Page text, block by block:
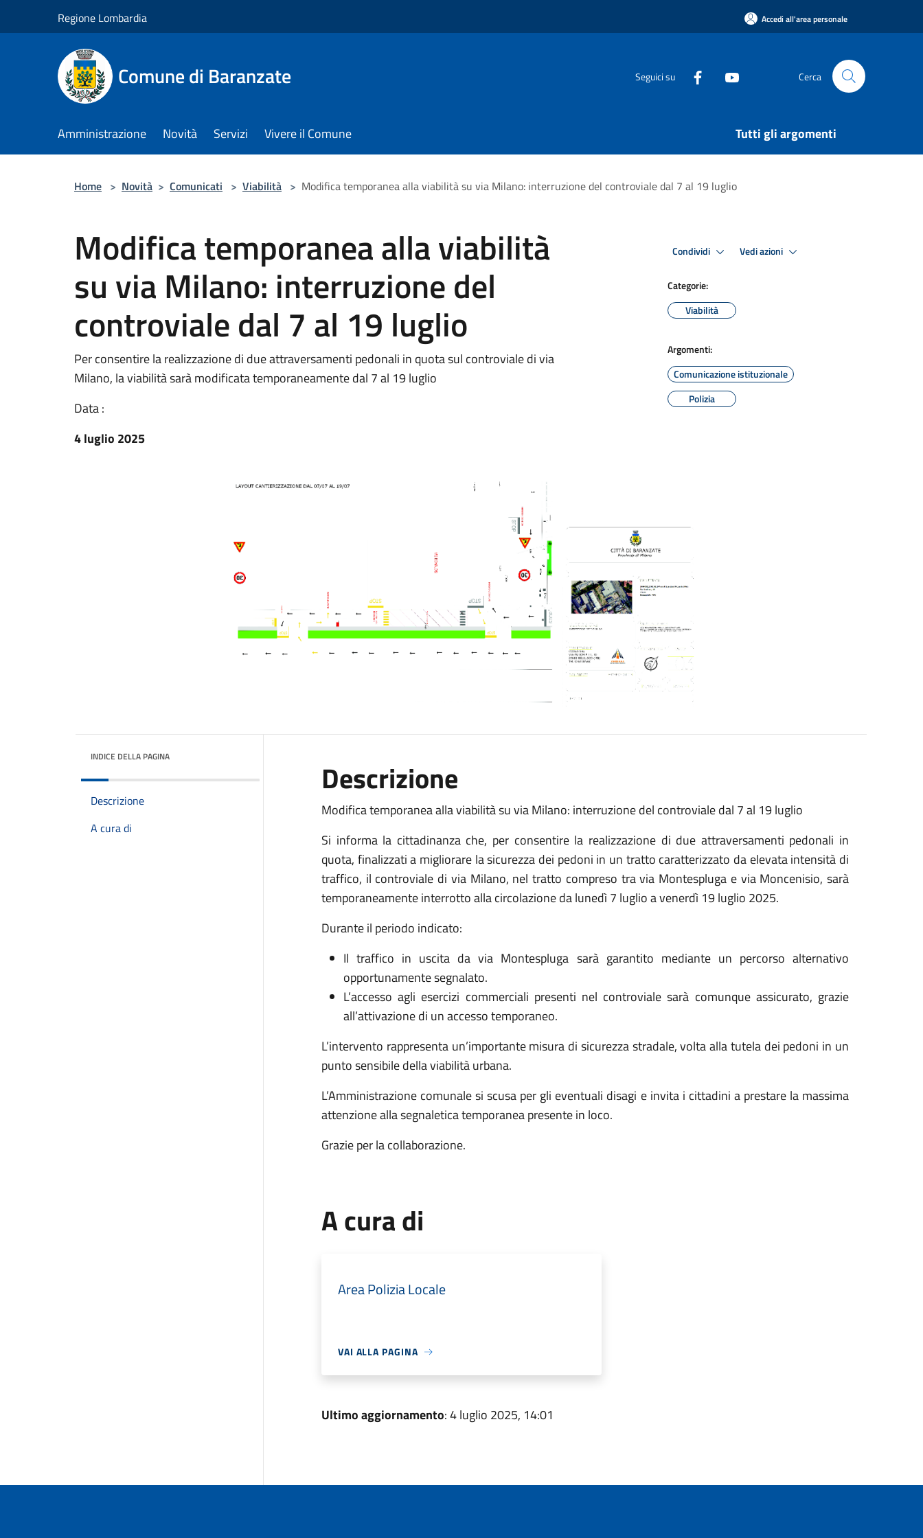
Regione Lombardia Accedi all'area personale
Comune di Baranzate Seguici su Cerca
Amministrazione Novità Servizi Vivere il Comune Tutti gli argomenti
Home > Novità > Comunicati > Viabilità > Modifica temporanea alla viabilità su via Milano: interruzione del controviale dal 7 al 19 luglio
Modifica temporanea alla viabilità
su via Milano: interruzione del
controviale dal 7 al 19 luglio
Per consentire la realizzazione di due attraversamenti pedonali in quota sul controviale di via
Milano, la viabilità sarà modificata temporaneamente dal 7 al 19 luglio
Data :
4 luglio 2025
Condividi Vedi azioni
Categorie:
Viabilità
Argomenti:
Comunicazione istituzionale
Polizia
INDICE DELLA PAGINA
Descrizione
A cura di
Descrizione
Modifica temporanea alla viabilità su via Milano: interruzione del controviale dal 7 al 19 luglio
Si informa la cittadinanza che, per consentire la realizzazione di due attraversamenti pedonali in
quota, finalizzati a migliorare la sicurezza dei pedoni in un tratto caratterizzato da elevata intensità di
traffico, il controviale di via Milano, nel tratto compreso tra via Montespluga e via Moncenisio, sarà
temporaneamente interrotto alla circolazione da lunedì 7 luglio a venerdì 19 luglio 2025.
Durante il periodo indicato:
Il traffico in uscita da via Montespluga sarà garantito mediante un percorso alternativo
opportunamente segnalato.
L’accesso agli esercizi commerciali presenti nel controviale sarà comunque assicurato, grazie
all’attivazione di un accesso temporaneo.
L’intervento rappresenta un’importante misura di sicurezza stradale, volta alla tutela dei pedoni in un
punto sensibile della viabilità urbana.
L’Amministrazione comunale si scusa per gli eventuali disagi e invita i cittadini a prestare la massima
attenzione alla segnaletica temporanea presente in loco.
Grazie per la collaborazione.
A cura di
Area Polizia Locale
VAI ALLA PAGINA
Ultimo aggiornamento: 4 luglio 2025, 14:01